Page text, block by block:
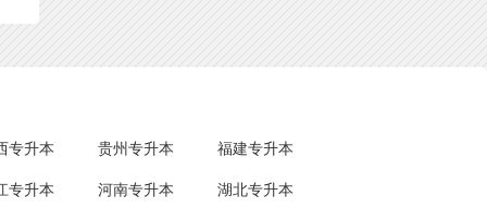
专升本 贵州专升本 福建专升本
专升本 河南专升本 湖北专升本